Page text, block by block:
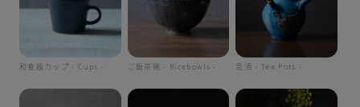
和食器カップ - Cups - ご飯茶碗 - Ricebowls - 急須 - Tea Pots -